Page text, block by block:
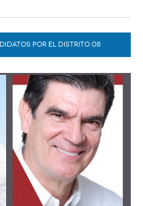
POR EL DISTRITO 08